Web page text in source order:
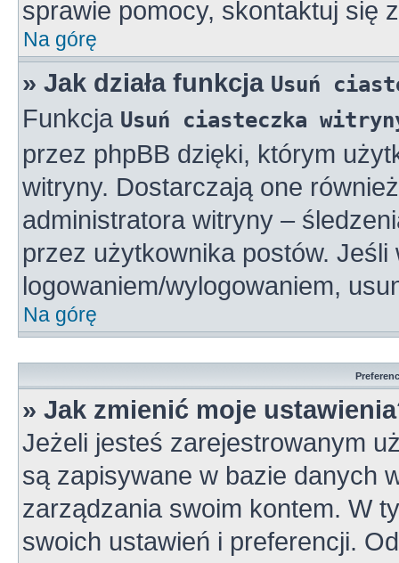
sprawie pomocy, skontaktuj się
Na górę
» Jak działa funkcja Usuń
Funkcja Usuń ciasteczka
przez phpBB dzięki, którym
witryny. Dostarczają one
administratora witryny –
przez użytkownika postów.
logowaniem/wylogowaniem,
Na górę
» Jak zmienić moje
Jeżeli jesteś zarejestrowanym
są zapisywane w bazie danych
zarządzania swoim kontem. W
swoich ustawień i preferencji.